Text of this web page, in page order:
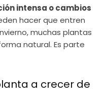
intensa o cambios
hacer que entren
muchas plantas
natural. Es parte
a crecer de